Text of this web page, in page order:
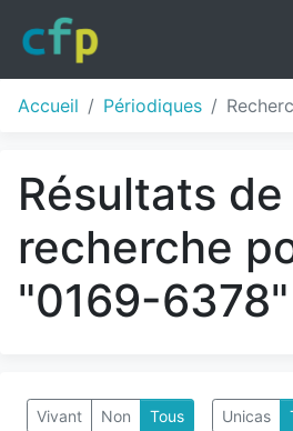
Accueil Périodiques
Résultats de
recherche
"0169-
Vivant Non Tous Unicas